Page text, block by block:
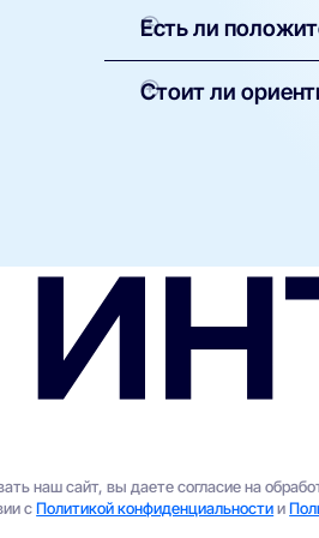
задержки при
сложности с
в отдельных
Есть ли
приложения и
Стоит ли
наш сайт, вы даете согласие на
сПолитикой конфиденциальностии